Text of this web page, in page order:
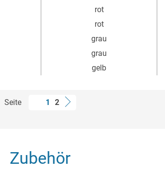
rot
rot
grau
grau
gelb
Seite 1 2
Zubehör